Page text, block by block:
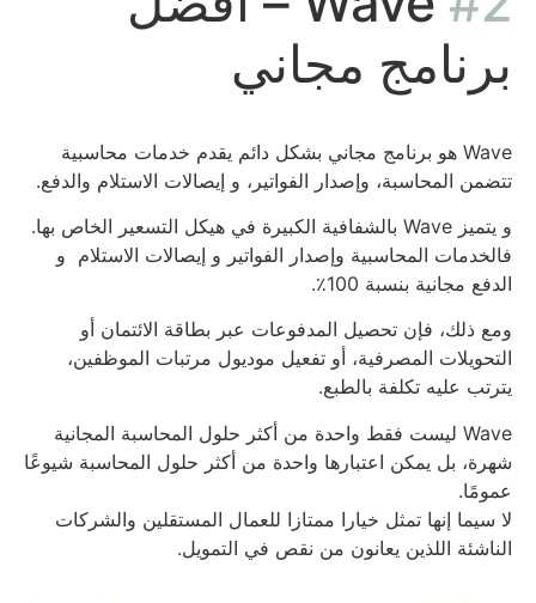
برنامج مجاني
Wave هو برنامج مجاني بشكل دائم يقدم خدمات محاسبية
تتضمن المحاسبة، وإصدار الفواتير، و إيصالات الاستلام والدفع.
و يتميز Wave بالشفافية الكبيرة في هيكل التسعير الخاص بها.
فالخدمات المحاسبية وإصدار الفواتير و إيصالات الاستلام و
الدفع مجانية بنسبة 100٪.
ومع ذلك، فإن تحصيل المدفوعات عبر بطاقة الائتمان أو
التحويلات المصرفية، أو تفعيل موديول مرتبات الموظفين،
يترتب عليه تكلفة بالطبع.
Wave ليست فقط واحدة من أكثر حلول المحاسبة المجانية
شهرة، بل يمكن اعتبارها واحدة من أكثر حلول المحاسبة شيوعًا
عمومًا.
لا سيما إنها تمثل خيارا ممتازا للعمال المستقلين والشركات
الناشئة اللذين يعانون من نقص في التمويل.